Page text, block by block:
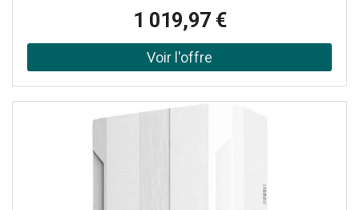
(AS50RCBHRA-3 AAC0Y8E00) 1 Télécommande (YR-HE2)
1 Kit de montage Commande Wi-Fi intégrée pour le
contrôle à distance du climatiseur. Ce modèle remplace
les séries Geos et Geos Plus.
1 019,97 €